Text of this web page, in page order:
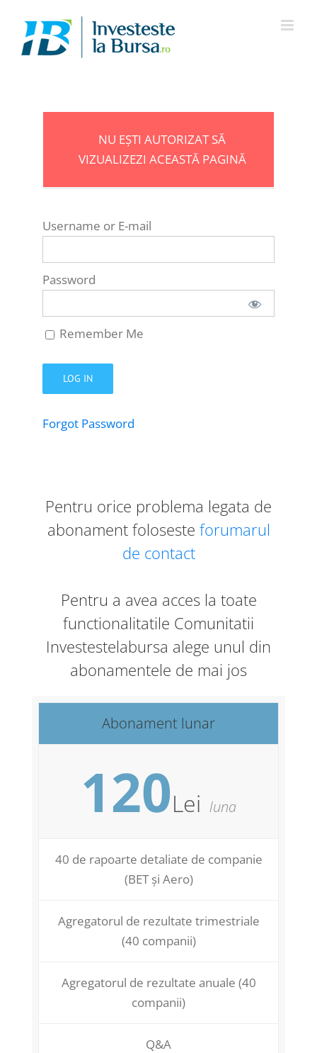
content
NU EȘTI AUTORIZAT SĂ
VIZUALIZEZI ACEASTĂ PAGINĂ
Username or E-mail
Password
Remember Me
Forgot Password
Pentru orice problema legata de
abonament foloseste forumarul
de contact
Pentru a avea acces la toate
functionalitatile Comunitatii
Investestelabursa alege unul din
abonamentele de mai jos
Abonament lunar
120Lei luna
40 de rapoarte detaliate de companie
(BET și Aero)
Agregatorul de rezultate trimestriale
(40 companii)
Agregatorul de rezultate anuale (40
companii)
Q&A